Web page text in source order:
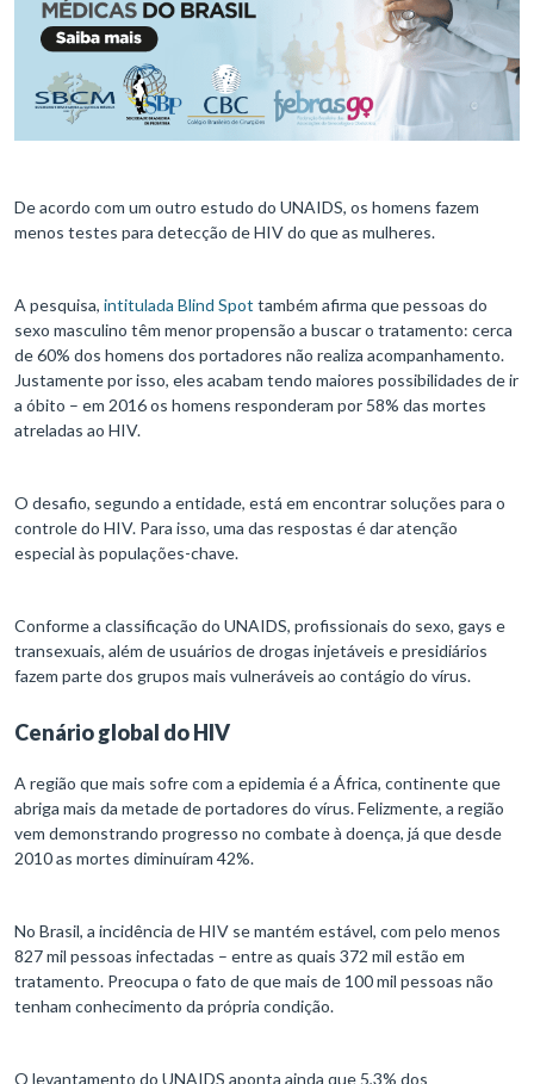
De acordo com um outro estudo do UNAIDS, os homens fazem
menos testes para detecção de HIV do que as mulheres.
A pesquisa, intitulada Blind Spot também afirma que pessoas do
sexo masculino têm menor propensão a buscar o tratamento: cerca
de 60% dos homens dos portadores não realiza acompanhamento.
Justamente por isso, eles acabam tendo maiores possibilidades de ir
a óbito – em 2016 os homens responderam por 58% das mortes
atreladas ao HIV.
O desafio, segundo a entidade, está em encontrar soluções para o
controle do HIV. Para isso, uma das respostas é dar atenção
especial às populações-chave.
Conforme a classificação do UNAIDS, profissionais do sexo, gays e
transexuais, além de usuários de drogas injetáveis e presidiários
fazem parte dos grupos mais vulneráveis ao contágio do vírus.
Cenário global do HIV
A região que mais sofre com a epidemia é a África, continente que
abriga mais da metade de portadores do vírus. Felizmente, a região
vem demonstrando progresso no combate à doença, já que desde
2010 as mortes diminuíram 42%.
No Brasil, a incidência de HIV se mantém estável, com pelo menos
827 mil pessoas infectadas – entre as quais 372 mil estão em
tratamento. Preocupa o fato de que mais de 100 mil pessoas não
tenham conhecimento da própria condição.
O levantamento do UNAIDS aponta ainda que 5,3% dos